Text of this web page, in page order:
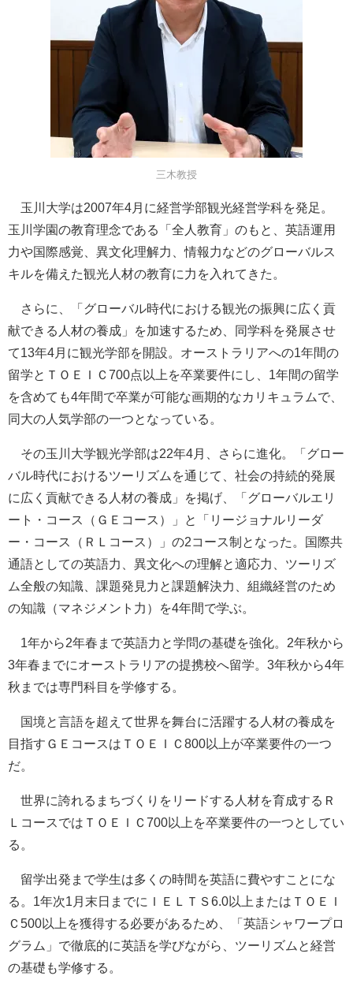
三木教授
玉川大学は2007年4月に経営学部観光経営学科を発足。
玉川学園の教育理念である「全人教育」のもと、英語運用
力や国際感覚、異文化理解力、情報力などのグローバルス
キルを備えた観光人材の教育に力を入れてきた。
さらに、「グローバル時代における観光の振興に広く貢
献できる人材の養成」を加速するため、同学科を発展させ
て13年4月に観光学部を開設。オーストラリアへの1年間の
留学とＴＯＥＩＣ700点以上を卒業要件にし、1年間の留学
を含めても4年間で卒業が可能な画期的なカリキュラムで、
同大の人気学部の一つとなっている。
その玉川大学観光学部は22年4月、さらに進化。「グロー
バル時代におけるツーリズムを通じて、社会の持続的発展
に広く貢献できる人材の養成」を掲げ、「グローバルエリ
ート・コース（ＧＥコース）」と「リージョナルリーダ
ー・コース（ＲＬコース）」の2コース制となった。国際共
通語としての英語力、異文化への理解と適応力、ツーリズ
ム全般の知識、課題発見力と課題解決力、組織経営のため
の知識（マネジメント力）を4年間で学ぶ。
1年から2年春まで英語力と学問の基礎を強化。2年秋から
3年春までにオーストラリアの提携校へ留学。3年秋から4年
秋までは専門科目を学修する。
国境と言語を超えて世界を舞台に活躍する人材の養成を
目指すＧＥコースはＴＯＥＩＣ800以上が卒業要件の一つ
だ。
世界に誇れるまちづくりをリードする人材を育成するＲ
ＬコースではＴＯＥＩＣ700以上を卒業要件の一つとしてい
る。
留学出発まで学生は多くの時間を英語に費やすことにな
る。1年次1月末日までにＩＥＬＴＳ6.0以上またはＴＯＥＩ
Ｃ500以上を獲得する必要があるため、「英語シャワープロ
グラム」で徹底的に英語を学びながら、ツーリズムと経営
の基礎も学修する。